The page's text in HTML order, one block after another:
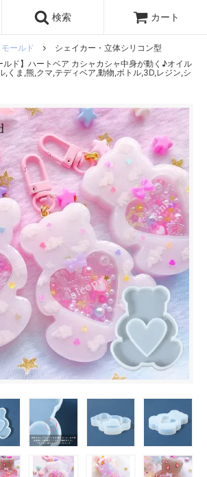
検索 カート
ールド
シェイカー・立体シリコン型
ド】ハートベア カシャカシャ中身が動く♪オイル
,くま,熊,クマ,テディベア,動物,ボトル,3D,レジン,シ